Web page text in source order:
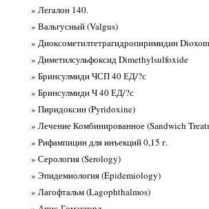
» Легалон 140.
» Вальгусный (Valgus)
» Диоксометилтетрагидропиримидин
» Диметилсульфоксид Dimethylsulfoxide
» Бринсулмиди ЧСП 40 ЕД/?с
» Бринсулмиди Ч 40 ЕД/?с
» Пиридоксин (Pyridoxine)
» Лечение Комбинированное (Sandwich
» Рифампицин для инъекций 0,15 г.
» Серология (Serology)
» Эпидемиология (Epidemiology)
» Лагофтальм (Lagophthalmos)